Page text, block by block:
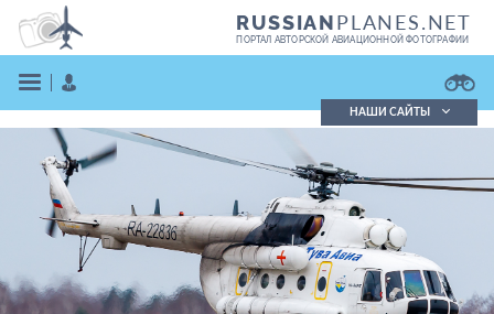
RUSSIANPLANES.NET
ПОРТАЛ АВТОРСКОЙ АВИАЦИОННОЙ ФОТОГРАФИИ
ВОЙТИ
Поиск фотографий
Поиск в реестре
Подробно
НАШИ САЙТЫ